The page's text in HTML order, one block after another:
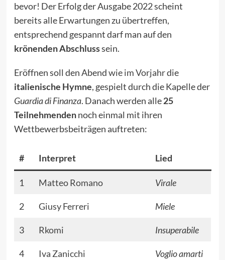
bevor! Der Erfolg der Ausgabe 2022 scheint
bereits alle Erwartungen zu übertreffen,
entsprechend gespannt darf man auf den
krönenden Abschlusssein.
Eröffnen soll den Abendwie im Vorjahrdie
italienische Hymne, gespielt durch die Kapelle der
Guardia di Finanza. Danach werden alle25
Teilnehmendennoch einmal mit ihren
Wettbewerbsbeiträgen auftreten:
# Interpret Lied
1 Matteo Romano Virale
2 Giusy Ferreri Miele
3 Rkomi Insuperabile
4 Iva Zanicchi Voglio amarti